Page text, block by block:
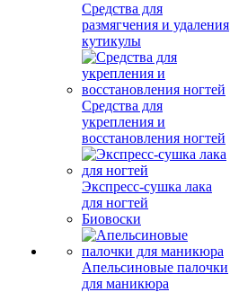
Средства для
размягчения и удаления
кутикулы
Средства для
укрепления и
восстановления ногтей
Экспресс-сушка лака
для ногтей
Биовоски
Апельсиновые палочки
для маникюра